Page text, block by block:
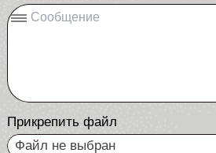
Сообщение
Прикрепить файл
Файл не выбран